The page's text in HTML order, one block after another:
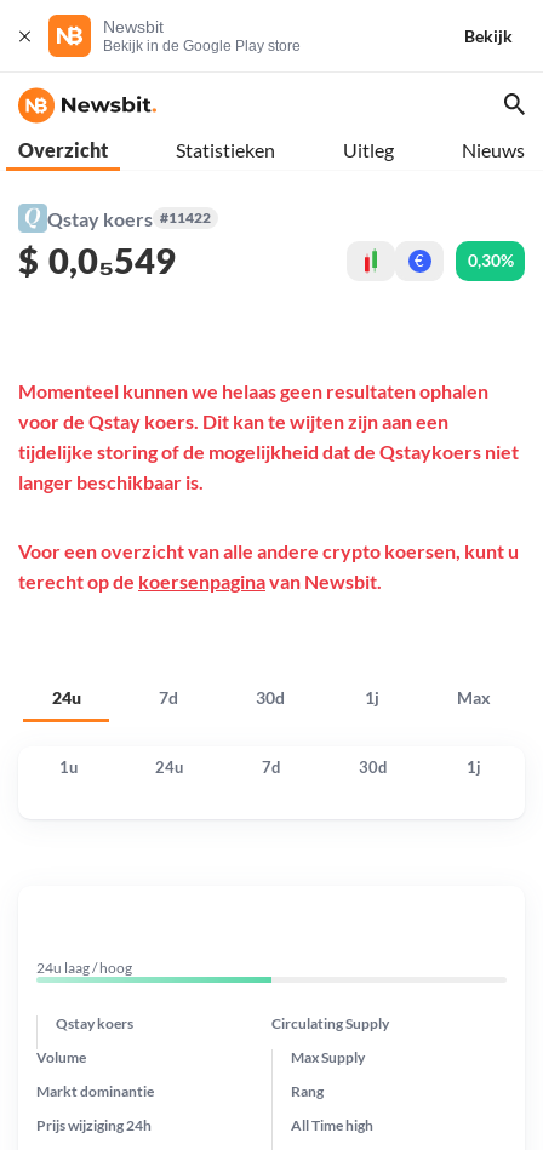
Newsbit
Bekijk in de Google Play store
Bekijk
Overzicht Statistieken Uitleg Nieuws
Qstay koers #11422
$ 0,0₅549 € 0,30%
24u 7d 30d 1j Max
Momenteel kunnen we helaas geen resultaten ophalen
voor de Qstay koers. Dit kan te wijten zijn aan een
tijdelijke storing of de mogelijkheid dat de Qstaykoers niet
langer beschikbaar is.
Voor een overzicht van alle andere crypto koersen, kunt u
terecht op de koersenpaginavan Newsbit.
1u 24u 7d 30d 1j
24u laag / hoog
Qstay koers Circulating Supply
Prijs wijziging 24h
Max Supply
Markt dominantie
Volume
Rang
All Timehigh